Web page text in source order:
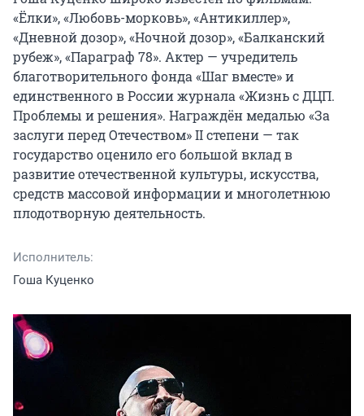
«Ёлки», «Любовь-морковь», «Антикиллер»,
«Дневной дозор», «Ночной дозор», «Балканский
рубеж», «Параграф 78». Актер — учредитель
благотворительного фонда «Шаг вместе» и
единственного в России журнала «Жизнь с ДЦП.
Проблемы и решения». Награждён медалью «За
заслуги перед Отечеством» II степени — так
государство оценило его большой вклад в
развитие отечественной культуры, искусства,
средств массовой информации и многолетнюю
плодотворную деятельность.
Исполнитель:
Гоша Куценко